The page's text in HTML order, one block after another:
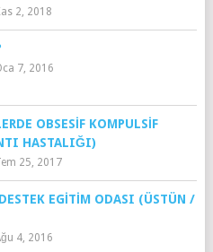
2, 2018
7, 2016
OBSESIF KOMPULSIF
HASTALIĞI)
25, 2017
EGITIM ODASI (ÜSTÜN /
4, 2016